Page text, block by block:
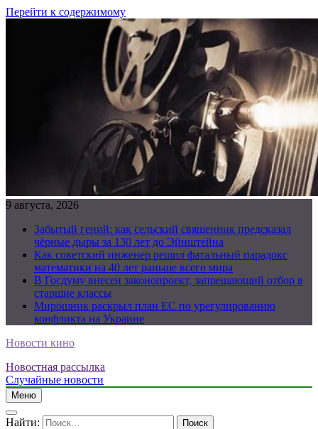
Перейти к содержимому
9 августа, 2026
Забытый гений: как сельский священник предсказал
чёрные дыры за 130 лет до Эйнштейна
Как советский инженер решил фатальный парадокс
математики на 40 лет раньше всего мира
В Госдуму внесен законопроект, запрещающий отбор в
старшие классы
Мирошник раскрыл план ЕС по урегулированию
конфликта на Украине
Новости кино
Новостная рассылка
Случайные новости
Меню
Найти: